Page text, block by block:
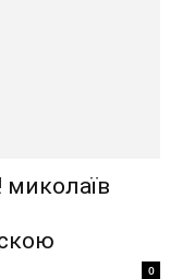
миколаїв
0